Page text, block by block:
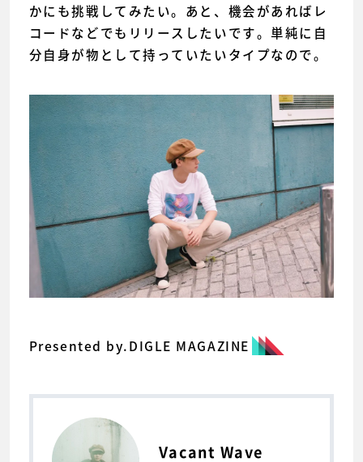
かにも挑戦してみたい。あと、機会があればレ
コードなどでもリリースしたいです。単純に自
分自身が物として持っていたいタイプなので。
Presented by.DIGLE MAGAZINE
Vacant Wave